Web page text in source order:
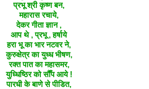
प्रभूश्री कृष्ण बन,
महारास रचाये,
देकर गीता ज्ञान ,
आप थे , प्रभू , हर्षाये
हरा भू का भार नटवर ने,
कुरुक्षेत्र का युध्ध भीषण,
रक्त पात का महासमर,
युध्धिष्ठिर को सौँप आये !
पारधी के बाणे से पीडित,